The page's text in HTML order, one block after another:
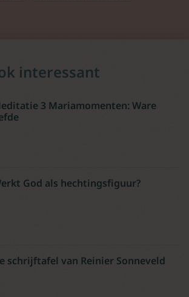
interessant
3 Mariamomenten: Ware
God als hechtingsfiguur?
schrijftafel van Reinier Sonneveld